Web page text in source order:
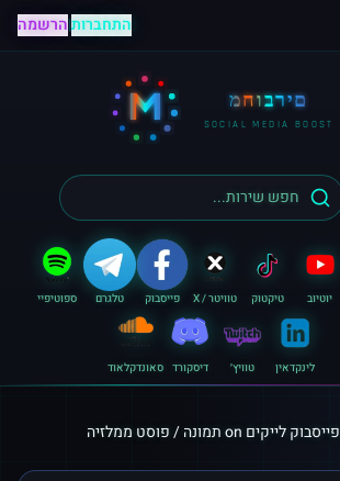
התחברות|הרשמה
M מחוברים
SOCIAL MEDIA BOOST
יוטיוב טיקטוק טוויטר / X פייסבוק טלגרם ספוטיפיי
לינקדאין טוויץ׳ דיסקורד סאונדקלאוד
פייסבוק לייקים on תמונה / פוסט ממלזיה